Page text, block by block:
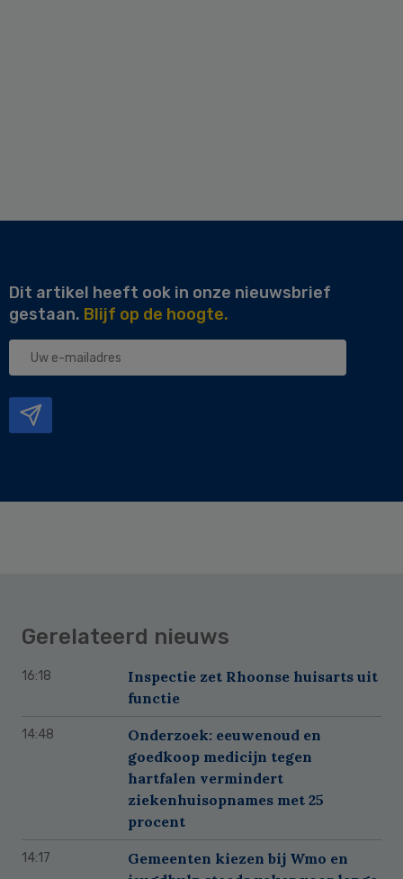
Dit artikel heeft ook in onze nieuwsbrief
gestaan. Blijf op de hoogte.
Uw
Gerelateerd nieuws
16:18
Inspectie zet Rhoonse huisarts uit
functie
14:48
Onderzoek: eeuwenoud en
goedkoop medicijn tegen
hartfalen vermindert
ziekenhuisopnames met 25
procent
14:17
Gemeenten kiezen bij Wmo en